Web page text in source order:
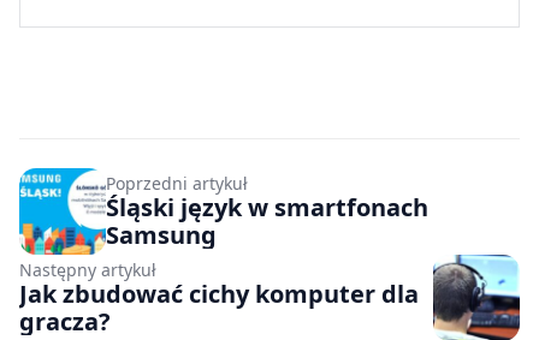
Poprzedni artykuł
Śląski język w smartfonach
Samsung
Następny artykuł
Jak zbudować cichy komputer dla
gracza?